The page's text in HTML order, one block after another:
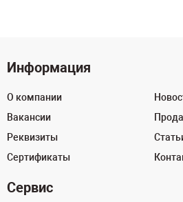
Информация
О компании
Вакансии
Реквизиты
Сертификаты
Сервис